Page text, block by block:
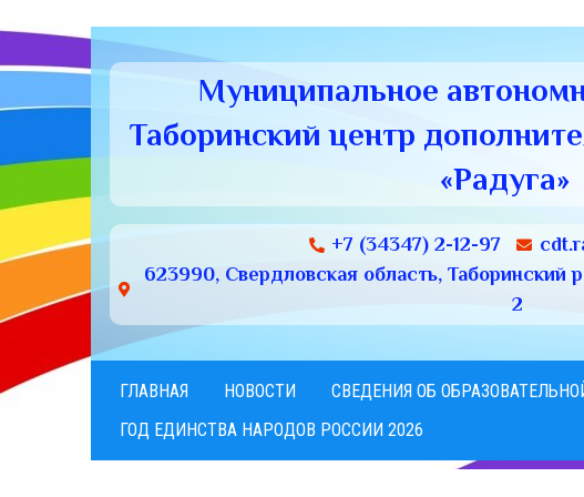
Муниципальное
Таборинский центр
«Радуга»
+7 (34347) 2-12-97
623990, Свердловская область, Таборинский
2
ГЛАВНАЯ НОВОСТИ СВЕДЕНИЯ ОБ
ГОД ЕДИНСТВА НАРОДОВ РОССИИ 2026